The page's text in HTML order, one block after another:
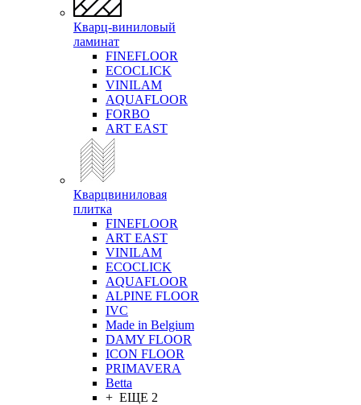
Кварц-виниловый
ламинат
FINEFLOOR
ECOCLICK
VINILAM
AQUAFLOOR
FORBO
ART EAST
Кварцвиниловая
плитка
FINEFLOOR
ART EAST
VINILAM
ECOCLICK
AQUAFLOOR
ALPINE FLOOR
IVC
Made in Belgium
DAMY FLOOR
ICON FLOOR
PRIMAVERA
Betta
+ ЕЩЕ 2